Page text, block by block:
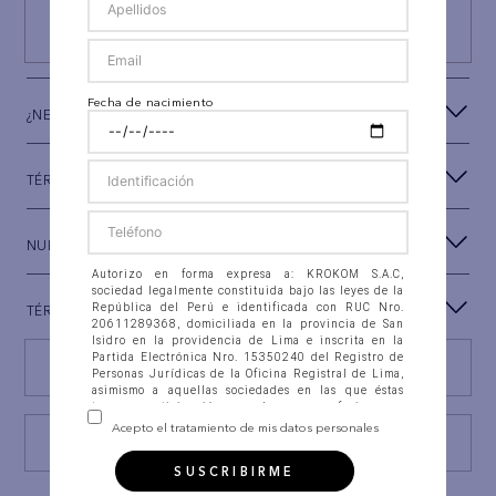
SUSCRIBIRSE
¿NECESITAS AYUDA?
TÉRMINOS Y CONDICIONES
NUESTRA MARCA
TÉRMINOS LEGALES
Encuentra tu tienda
Fecha de nacimiento
Autorizo en forma expresa a: KROKOM S.A.C,
sociedad legalmente constituida bajo las leyes de la
República del Perú e identificada con RUC Nro.
20611289368, domiciliada en la provincia de San
Isidro en la providencia de Lima e inscrita en la
Partida Electrónica Nro. 15350240 del Registro de
Personas Jurídicas de la Oficina Registral de Lima,
asimismo a aquellas sociedades en las que éstas
tengan participación, con las que se fusionen o
integren (en adelante “la Compañía”), para que
automatizados, así como en ficheros físicos, accedan,
intercambien, consulten, soliciten, suministren,
reporten, divulguen, transfieran, transmitan,
Acepto el tratamiento de mis datos personales
SUSCRIBIRME